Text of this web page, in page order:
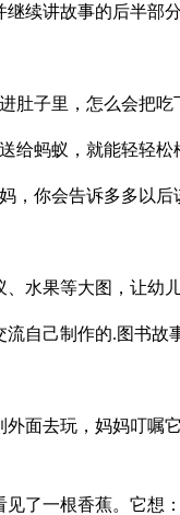
继续讲故事的后半部分
肚子里，怎么会把吃
给蚂蚁，就能轻轻松
，你会告诉多多以后
、水果等大图，让幼
流自己制作的.图书故
面去玩，妈妈叮嘱
见了一根香蕉。它想